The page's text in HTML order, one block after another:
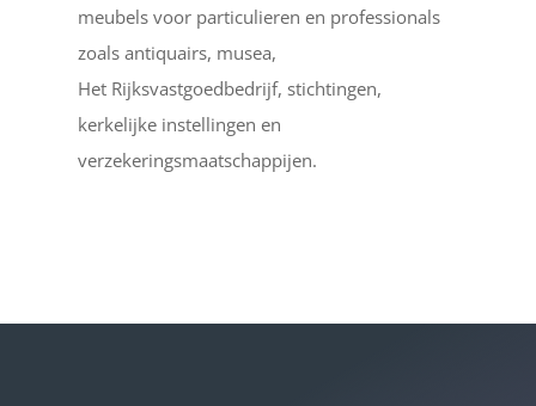
meubels voor particulieren en professionals
zoals antiquairs, musea,
Het Rijksvastgoedbedrijf, stichtingen,
kerkelijke instellingen en
verzekeringsmaatschappijen.